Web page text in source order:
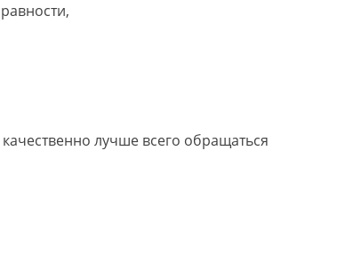
лучше всего обращаться